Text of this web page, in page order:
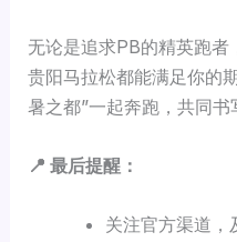
无论是追求PB的精英跑者
贵阳马拉松都能满足你的
暑之都”一起奔跑，共同书
📍 最后提醒：
关注官方渠道，